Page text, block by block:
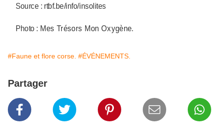
Source : rtbf.be/info/insolites
Photo : Mes Trésors Mon Oxygène.
#Faune et flore corse. #ÉVÉNEMENTS.
Partager